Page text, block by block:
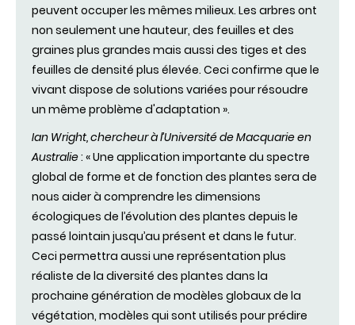
peuvent occuper les mêmes milieux. Les arbres ont
non seulement une hauteur, des feuilles et des
graines plus grandes mais aussi des tiges et des
feuilles de densité plus élevée. Ceci confirme que le
vivant dispose de solutions variées pour résoudre
un même problème d'adaptation ».
Ian Wright, chercheur à l’Université de Macquarie en
Australie: « Une application importante du spectre
global de forme et de fonction des plantes sera de
nous aider à comprendre les dimensions
écologiques de l’évolution des plantes depuis le
passé lointain jusqu’au présent et dans le futur.
Ceci permettra aussi une représentation plus
réaliste de la diversité des plantes dans la
prochaine génération de modèles globaux de la
végétation, modèles qui sont utilisés pour prédire